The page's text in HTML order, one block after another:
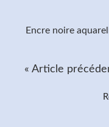
Encre noire
« Article